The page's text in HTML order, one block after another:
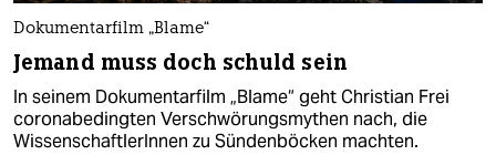
Dokumentarfilm „Blame“
Jemand muss doch schuld sein
In seinem Dokumentarfilm „Blame“ geht Christian Frei
coronabedingten Verschwörungsmythen nach, die
WissenschaftlerInnen zu Sündenböcken machten.